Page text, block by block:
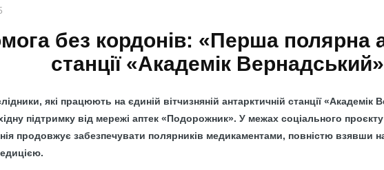
без кордонів: «Перша полярна
станції «Академік Вернадський»
які працюють на єдиній вітчизняній антарктичній станції
підтримку від мережі аптек «Подорожник». У межах соціального
продовжує забезпечувати полярників медикаментами, повністю взявши